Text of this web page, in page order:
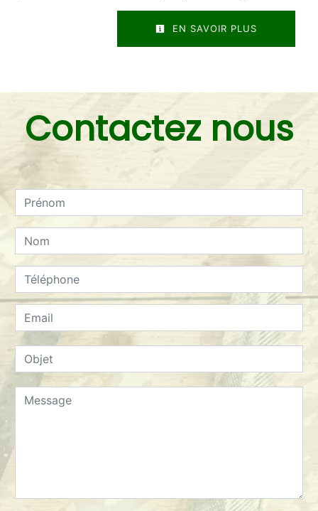
EN SAVOIR PLUS
Contactez nous